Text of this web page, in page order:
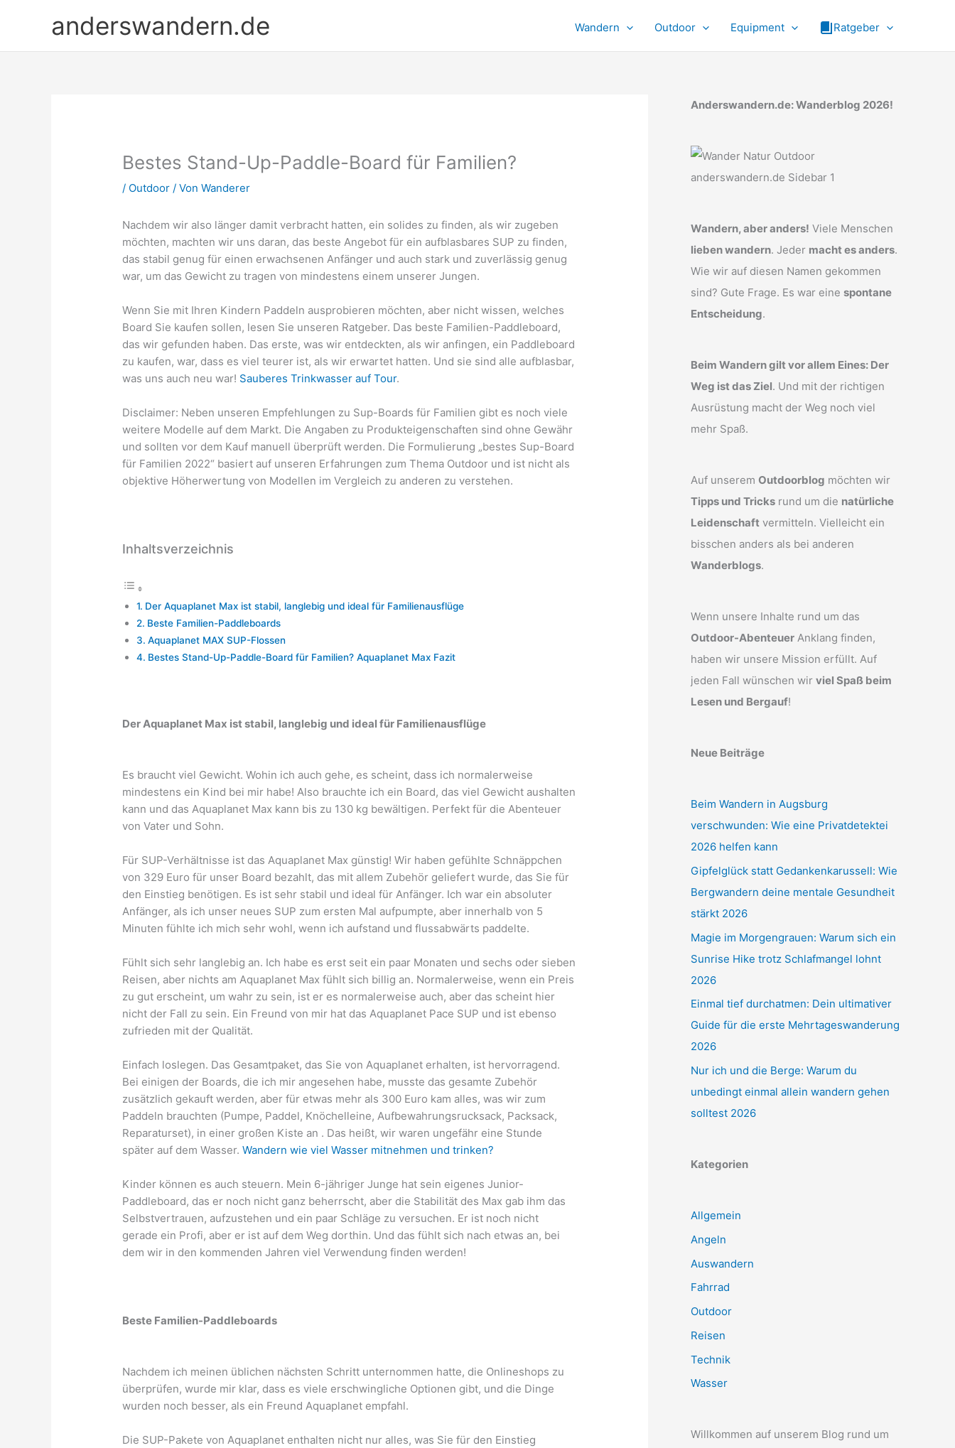
anderswandern.de Wandern Outdoor Equipment Ratgeber
Bestes Stand-Up-Paddle-Board für Familien?
/ Outdoor / VonWanderer
Nachdem wir also länger damit verbracht hatten, ein solides zu finden, als wir zugeben
möchten, machten wir uns daran, das beste Angebot für ein aufblasbares SUP zu finden,
das stabil genug für einen erwachsenen Anfänger und auch stark und zuverlässig genug
war, um das Gewicht zu tragen von mindestens einem unserer Jungen.
Wenn Sie mit Ihren Kindern Paddeln ausprobieren möchten, aber nicht wissen, welches
Board Sie kaufen sollen, lesen Sie unseren Ratgeber. Das beste Familien-Paddleboard,
das wir gefunden haben. Das erste, was wir entdeckten, als wir anfingen, ein Paddleboard
zu kaufen, war, dass es viel teurer ist, als wir erwartet hatten. Und sie sind alle aufblasbar,
was uns auch neu war! Sauberes Trinkwasser auf Tour.
Disclaimer: Neben unseren Empfehlungen zu Sup-Boards für Familien gibt es noch viele
weitere Modelle auf dem Markt. Die Angaben zu Produkteigenschaften sind ohne Gewähr
und sollten vor dem Kauf manuell überprüft werden. Die Formulierung „bestes Sup-Board
für Familien 2022“ basiert auf unseren Erfahrungen zum Thema Outdoor und ist nicht als
objektive Höherwertung von Modellen im Vergleich zu anderen zu verstehen.
Inhaltsverzeichnis
Der Aquaplanet Max ist stabil, langlebig und ideal für Familienausflüge
Beste Familien-Paddleboards
Aquaplanet MAX SUP-Flossen
Bestes Stand-Up-Paddle-Board für Familien? Aquaplanet Max Fazit
Der Aquaplanet Max ist stabil, langlebig und ideal für Familienausflüge
Es braucht viel Gewicht. Wohin ich auch gehe, es scheint, dass ich normalerweise
mindestens ein Kind bei mir habe! Also brauchte ich ein Board, das viel Gewicht aushalten
kann und das Aquaplanet Max kann bis zu 130 kg bewältigen. Perfekt für die Abenteuer
von Vater und Sohn.
Für SUP-Verhältnisse ist das Aquaplanet Max günstig! Wir haben gefühlte Schnäppchen
von 329 Euro für unser Board bezahlt, das mit allem Zubehör geliefert wurde, das Sie für
den Einstieg benötigen. Es ist sehr stabil und ideal für Anfänger. Ich war ein absoluter
Anfänger, als ich unser neues SUP zum ersten Mal aufpumpte, aber innerhalb von 5
Minuten fühlte ich mich sehr wohl, wenn ich aufstand und flussabwärts paddelte.
Fühlt sich sehr langlebig an. Ich habe es erst seit ein paar Monaten und sechs oder sieben
Reisen, aber nichts am Aquaplanet Max fühlt sich billig an. Normalerweise, wenn ein Preis
zu gut erscheint, um wahr zu sein, ist er es normalerweise auch, aber das scheint hier
nicht der Fall zu sein. Ein Freund von mir hat das Aquaplanet Pace SUP und ist ebenso
zufrieden mit der Qualität.
Einfach loslegen. Das Gesamtpaket, das Sie von Aquaplanet erhalten, ist hervorragend.
Bei einigen der Boards, die ich mir angesehen habe, musste das gesamte Zubehör
zusätzlich gekauft werden, aber für etwas mehr als 300 Euro kam alles, was wir zum
Paddeln brauchten (Pumpe, Paddel, Knöchelleine, Aufbewahrungsrucksack, Packsack,
Reparaturset), in einer großen Kiste an . Das heißt, wir waren ungefähr eine Stunde
später auf dem Wasser.Wandern wie viel Wasser mitnehmen und trinken?
Kinder können es auch steuern. Mein 6-jähriger Junge hat sein eigenes Junior-
Paddleboard, das er noch nicht ganz beherrscht, aber die Stabilität des Max gab ihm das
Selbstvertrauen, aufzustehen und ein paar Schläge zu versuchen. Er ist noch nicht
gerade ein Profi, aber er ist auf dem Weg dorthin. Und das fühlt sich nach etwas an, bei
dem wir in den kommenden Jahren viel Verwendung finden werden!
Beste Familien-Paddleboards
Nachdem ich meinen üblichen nächsten Schritt unternommen hatte, die Onlineshops zu
überprüfen, wurde mir klar, dass es viele erschwingliche Optionen gibt, und die Dinge
wurden noch besser, als ein Freund Aquaplanet empfahl.
Die SUP-Pakete von Aquaplanet enthalten nicht nur alles, was Sie für den Einstieg
Anderswandern.de: Wanderblog 2026!
Wandern, aber anders! Viele Menschen
lieben wandern. Jeder macht es anders.
Wie wir auf diesen Namen gekommen
sind? Gute Frage. Es war eine spontane
Entscheidung.
Beim Wandern gilt vor allem Eines: Der
Weg ist das Ziel. Und mit der richtigen
Ausrüstung macht der Weg noch viel
mehr Spaß.
Auf unserem Outdoorblog möchten wir
Tipps und Tricks rund um die natürliche
Leidenschaft vermitteln. Vielleicht ein
bisschen anders als bei anderen
Wanderblogs.
Wenn unsere Inhalte rund um das
Outdoor-Abenteuer Anklang finden,
haben wir unsere Mission erfüllt. Auf
jeden Fall wünschen wir viel Spaß beim
Lesen und Bergauf!
Neue Beiträge
Beim Wandern in Augsburg
verschwunden: Wie eine Privatdetektei
2026 helfen kann
Gipfelglück statt Gedankenkarussell: Wie
Bergwandern deine mentale Gesundheit
stärkt 2026
Magie im Morgengrauen: Warum sich ein
Sunrise Hike trotz Schlafmangel lohnt
2026
Einmal tief durchatmen: Dein ultimativer
Guide für die erste Mehrtageswanderung
2026
Nur ich und die Berge: Warum du
unbedingt einmal allein wandern gehen
solltest 2026
Kategorien
Allgemein
Angeln
Auswandern
Fahrrad
Outdoor
Reisen
Technik
Wasser
Willkommen auf unserem Blog rund um